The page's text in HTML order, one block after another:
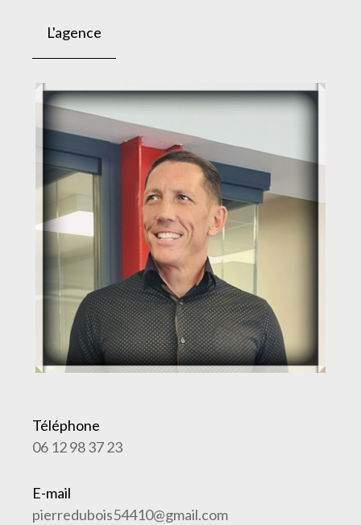
L'agence
Téléphone
06 12 98 37 23
E-mail
pierredubois54410@gmail.com